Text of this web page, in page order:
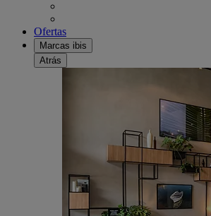
Ofertas
Marcas ibis
Atrás